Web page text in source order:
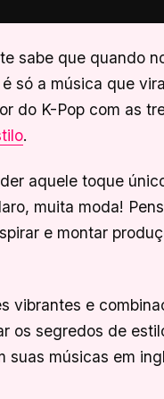
sabe que quando
só a música que
do K-Pop com as
.
aquele toque
muita moda!
e montar
vibrantes e
os segredos de
suas músicas em